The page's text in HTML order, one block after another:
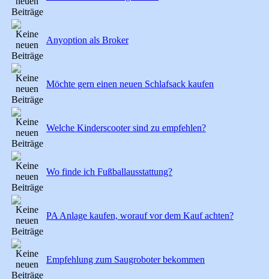
Anyoption als Broker
Möchte gern einen neuen Schlafsack kaufen
Welche Kinderscooter sind zu empfehlen?
Wo finde ich Fußballausstattung?
PA Anlage kaufen, worauf vor dem Kauf achten?
Empfehlung zum Saugroboter bekommen